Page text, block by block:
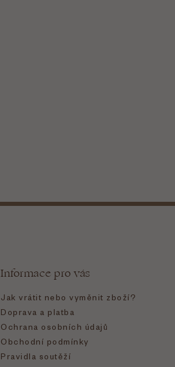
Informace pro vás
Jak vrátit nebo vyměnit zboží?
Doprava a platba
Ochrana osobních údajů
Obchodní podmínky
Pravidla soutěží